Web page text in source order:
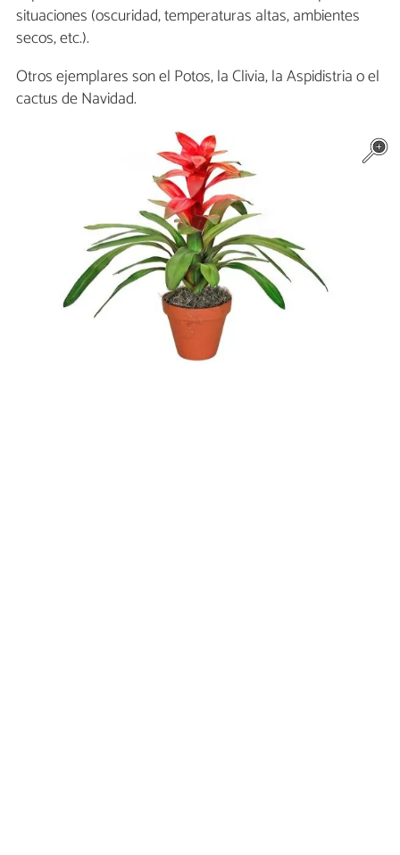
situaciones (oscuridad, temperaturas altas, ambientes
secos, etc.).
Otros ejemplares son el Potos, la Clivia, la Aspidistria o el
cactus de Navidad.